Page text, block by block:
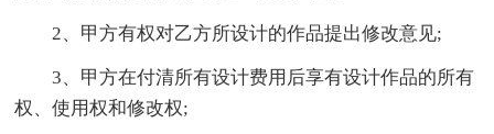
2、甲方有权对乙方所设计的作品提出修改意见;
3、甲方在付清所有设计费用后享有设计作品的所有
权、使用权和修改权;